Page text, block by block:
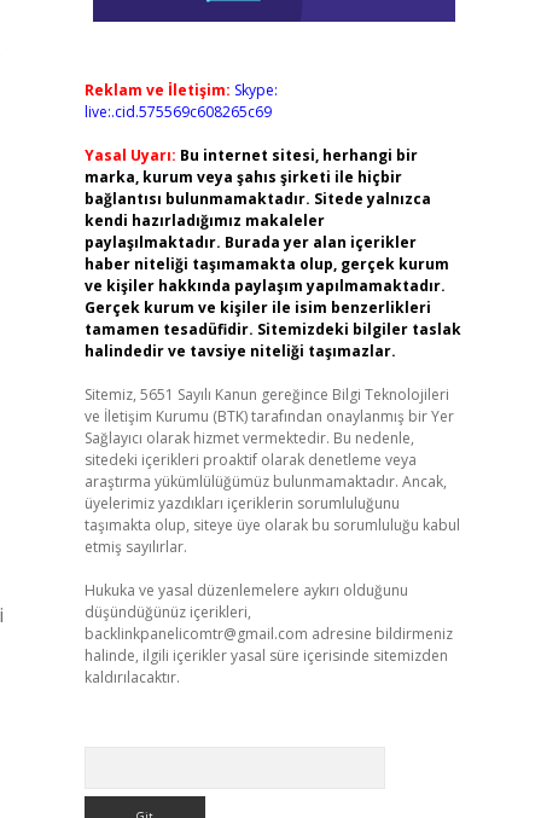
Reklam ve İletişim: Skype:
live:.cid.575569c608265c69
Yasal Uyarı: Bu internet sitesi, herhangi bir
marka, kurum veya şahıs şirketi ile hiçbir
bağlantısı bulunmamaktadır. Sitede yalnızca
kendi hazırladığımız makaleler
paylaşılmaktadır. Burada yer alan içerikler
haber niteliği taşımamakta olup, gerçek kurum
ve kişiler hakkında paylaşım yapılmamaktadır.
Gerçek kurum ve kişiler ile isim benzerlikleri
tamamen tesadüfidir. Sitemizdeki bilgiler taslak
halindedir ve tavsiye niteliği taşımazlar.
Sitemiz, 5651 Sayılı Kanun gereğince Bilgi Teknolojileri
ve İletişim Kurumu (BTK) tarafından onaylanmış bir Yer
Sağlayıcı olarak hizmet vermektedir. Bu nedenle,
sitedeki içerikleri proaktif olarak denetleme veya
araştırma yükümlülüğümüz bulunmamaktadır. Ancak,
üyelerimiz yazdıkları içeriklerin sorumluluğunu
taşımakta olup, siteye üye olarak bu sorumluluğu kabul
etmiş sayılırlar.
Hukuka ve yasal düzenlemelere aykırı olduğunu
düşündüğünüz içerikleri,
backlinkpanelicomtr@gmail.com adresine bildirmeniz
halinde, ilgili içerikler yasal süre içerisinde sitemizden
kaldırılacaktır.